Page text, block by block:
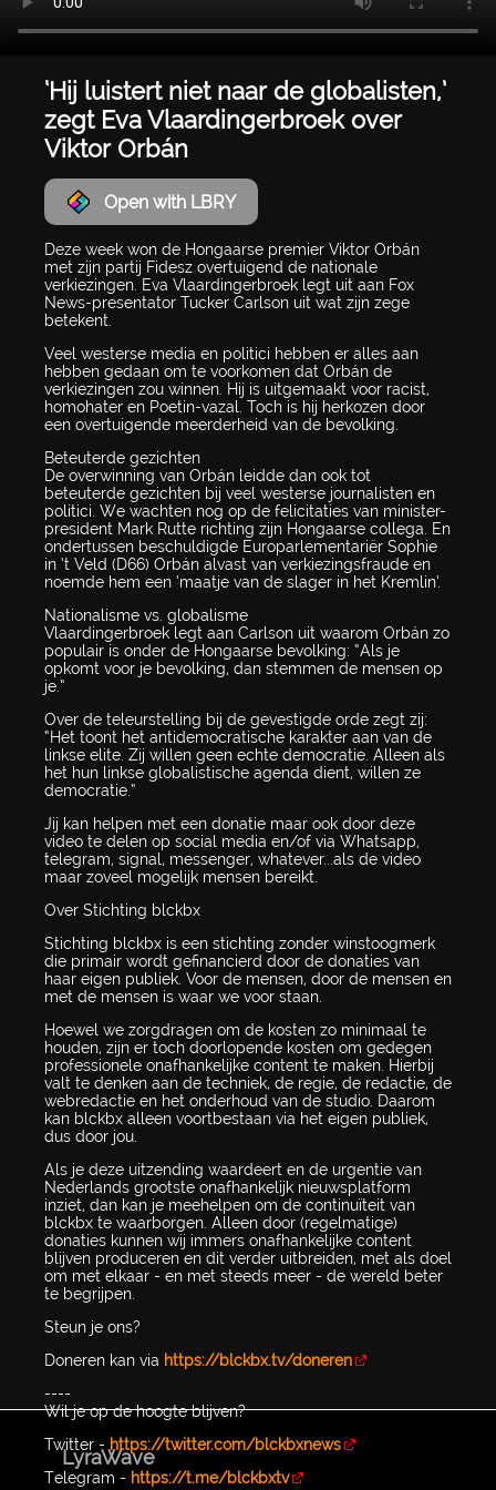
‘Hij luistert niet naar de globalisten,’
zegt Eva Vlaardingerbroek over
Viktor Orbán
Open with LBRY
Deze week won de Hongaarse premier Viktor Orbán
met zijn partij Fidesz overtuigend de nationale
verkiezingen. Eva Vlaardingerbroek legt uit aan Fox
News-presentator Tucker Carlson uit wat zijn zege
betekent.
Veel westerse media en politici hebben er alles aan
hebben gedaan om te voorkomen dat Orbán de
verkiezingen zou winnen. Hij is uitgemaakt voor racist,
homohater en Poetin-vazal. Toch is hij herkozen door
een overtuigende meerderheid van de bevolking.
Beteuterde gezichten
De overwinning van Orbán leidde dan ook tot
beteuterde gezichten bij veel westerse journalisten en
politici. We wachten nog op de felicitaties van minister-
president Mark Rutte richting zijn Hongaarse collega. En
ondertussen beschuldigde Europarlementariër Sophie
in ‘t Veld (D66) Orbán alvast van verkiezingsfraude en
noemde hem een ‘maatje van de slager in het Kremlin’.
Nationalisme vs. globalisme
Vlaardingerbroek legt aan Carlson uit waarom Orbán zo
populair is onder de Hongaarse bevolking: “Als je
opkomt voor je bevolking, dan stemmen de mensen op
je.”
Over de teleurstelling bij de gevestigde orde zegt zij:
“Het toont het antidemocratische karakter aan van de
linkse elite. Zij willen geen echte democratie. Alleen als
het hun linkse globalistische agenda dient, willen ze
democratie.”
Jij kan helpen met een donatie maar ook door deze
video te delen op social media en/of via Whatsapp,
telegram, signal, messenger, whatever...als de video
maar zoveel mogelijk mensen bereikt.
Over Stichting blckbx
Stichting blckbx is een stichting zonder winstoogmerk
die primair wordt gefinancierd door de donaties van
haar eigen publiek. Voor de mensen, door de mensen en
met de mensen is waar we voor staan.
Hoewel we zorgdragen om de kosten zo minimaal te
houden, zijn er toch doorlopende kosten om gedegen
professionele onafhankelijke content te maken. Hierbij
valt te denken aan de techniek, de regie, de redactie, de
webredactie en het onderhoud van de studio. Daarom
kan blckbx alleen voortbestaan via het eigen publiek,
dus door jou.
Als je deze uitzending waardeert en de urgentie van
Nederlands grootste onafhankelijk nieuwsplatform
inziet, dan kan je meehelpen om de continuïteit van
blckbx te waarborgen. Alleen door (regelmatige)
donaties kunnen wij immers onafhankelijke content
blijven produceren en dit verder uitbreiden, met als doel
om met elkaar - en met steeds meer - de wereld beter
te begrijpen.
Steun je ons?
Doneren kan via https://blckbx.tv/doneren
----
Wil je op de hoogte blijven?
Twitter -https://twitter.com/blckbxnews
Telegram - https://t.me/blckbxtv
LyraWave